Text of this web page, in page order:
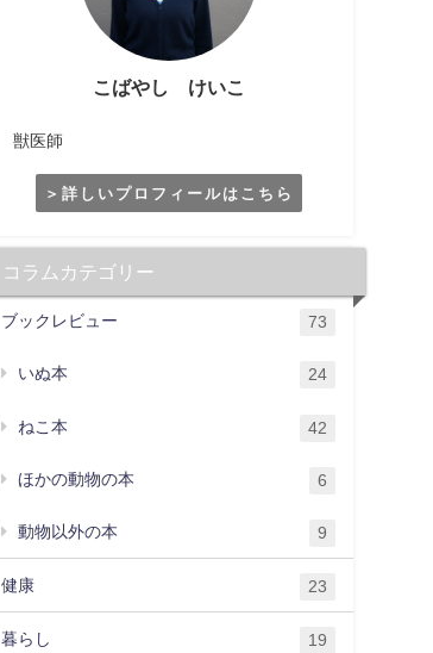
こばやし けいこ
獣医師
＞詳しいプロフィールはこちら
コラムカテゴリー
ブックレビュー 73
いぬ本 24
ねこ本 42
ほかの動物の本 6
動物以外の本 9
健康 23
暮らし 19